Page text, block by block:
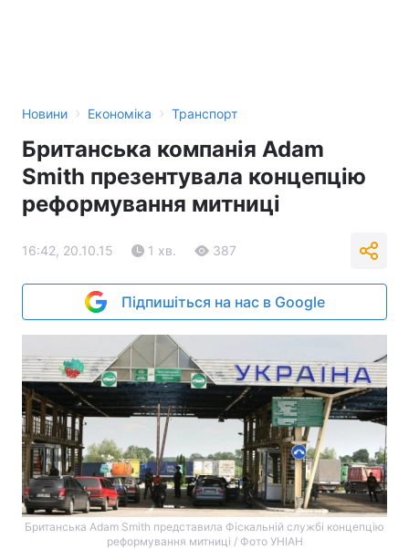
Новини › Економіка › Транспорт
Британська компанія Adam
Smith презентувала концепцію
реформування митниці
16:42, 20.10.15 1 хв. 387
Підпишіться на нас в Google
Британська Adam Smith представила Фіскальній службі концепцію
реформування митниці / Фото УНІАН